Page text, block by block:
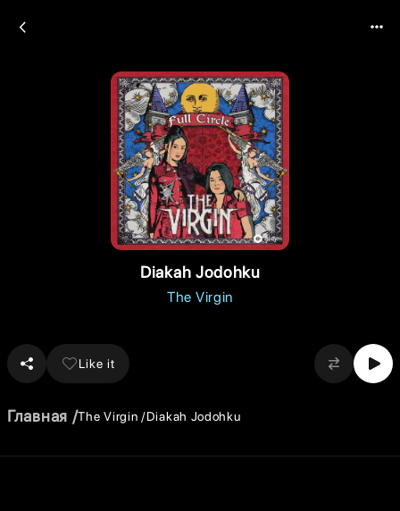
Diakah Jodohku
The Virgin
Like it
Главная The Virgin Diakah Jodohku